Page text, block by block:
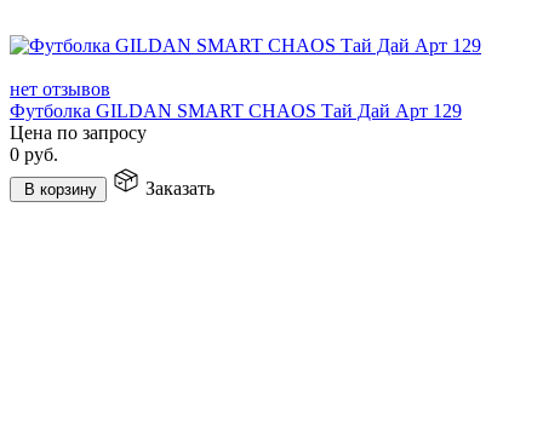
нет отзывов
Футболка GILDAN SMART CHAOS Тай Дай Арт 129
Цена по запросу
0 руб.
В корзину Заказать